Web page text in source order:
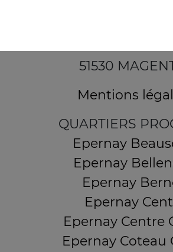
51530
Mentions
QUARTIERS
Epernay
Epernay
Epernay
Epernay
Epernay Centre
Epernay Coteau